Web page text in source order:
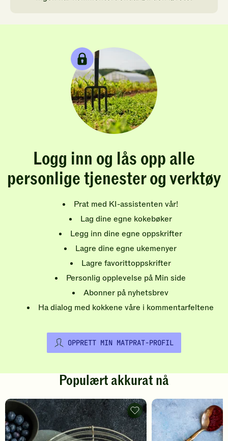
Logg inn og lås opp alle
personlige tjenester og verktøy
Prat med KI-assistenten vår!
Lag dine egne kokebøker
Legg inn dine egne oppskrifter
Lagre dine egne ukemenyer
Lagre favorittoppskrifter
Personlig opplevelse på Min side
Abonner på nyhetsbrev
Ha dialog med kokkene våre i kommentarfeltene
OPPRETT MIN MATPRAT-PROFIL
Populært akkurat nå
Pannekaker
-
legg
til